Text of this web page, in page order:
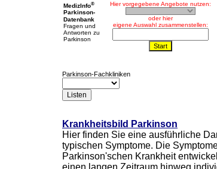
MedizInfo®
Parkinson-
Datenbank
Fragen und
Antworten zu
Parkinson
Hier vorgegebene Angebote nutzen:
oder hier
eigene Auswahl zusammenstellen:
Parkinson-Fachkliniken
Krankheitsbild Parkinson
Hier finden Sie eine ausführliche
typischen Symptome. Die
Parkinson'schen Krankheit
einen langen Zeitraum hinweg